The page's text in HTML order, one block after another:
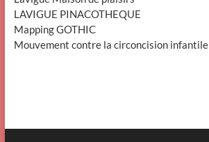
LAVIGUE PINACOTHEQUE
Mapping GOTHIC
Mouvement contre la circoncision infantile